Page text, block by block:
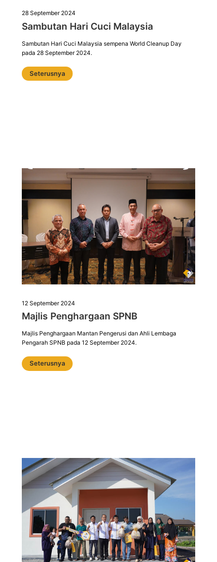
28 September 2024
Sambutan Hari Cuci Malaysia
Sambutan Hari Cuci Malaysia sempena World Cleanup Day
pada 28 September 2024.
Seterusnya
12 September 2024
Majlis Penghargaan SPNB
Majlis Penghargaan Mantan Pengerusi dan Ahli Lembaga
Pengarah SPNB pada 12 September 2024.
Seterusnya